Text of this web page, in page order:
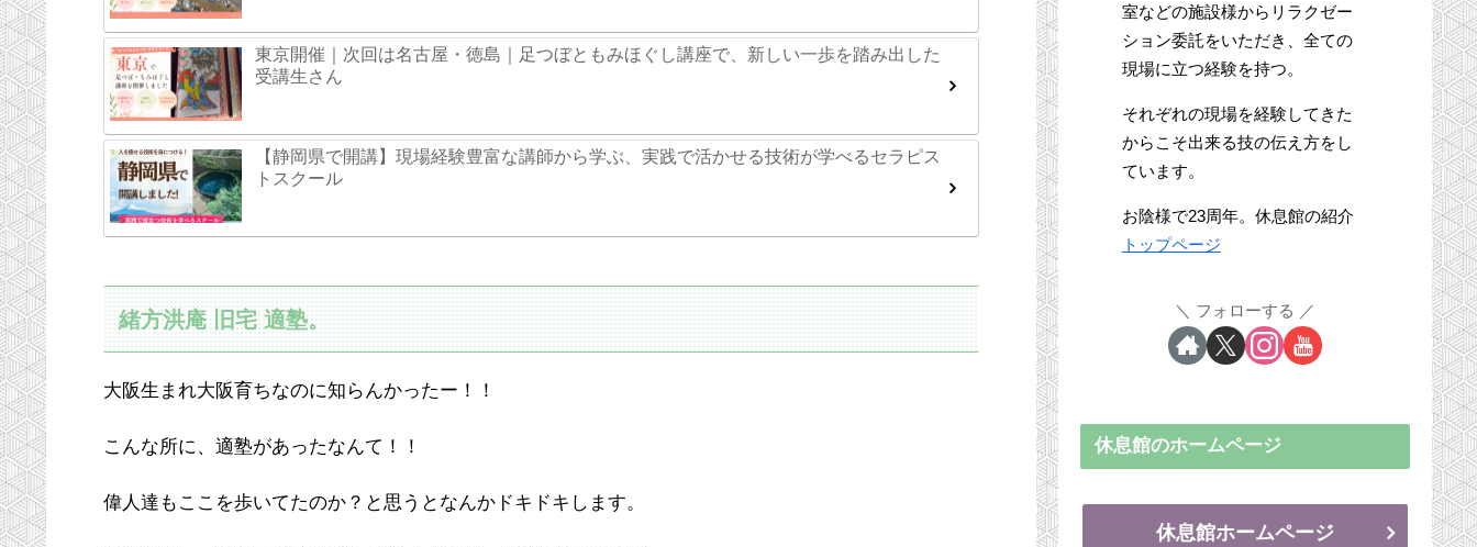
東京開催｜次回は名古屋・徳島｜足つぼともみほぐし講座で、新しい一歩を踏み出した
受講生さん
【静岡県で開講】現場経験豊富な講師から学ぶ、実践で活かせる技術が学べるセラピス
トスクール
緒方洪庵 旧宅 適塾。
大阪生まれ大阪育ちなのに知らんかったー！！
こんな所に、適塾があったなんて！！
偉人達もここを歩いてたのか？と思うとなんかドキドキします。
室などの施設様からリラクゼー
ション委託をいただき、全ての
現場に立つ経験を持つ。
それぞれの現場を経験してきた
からこそ出来る技の伝え方をし
ています。
お陰様で23周年。休息館の紹介
トップページ
フォローする
休息館のホームページ
休息館ホームページ